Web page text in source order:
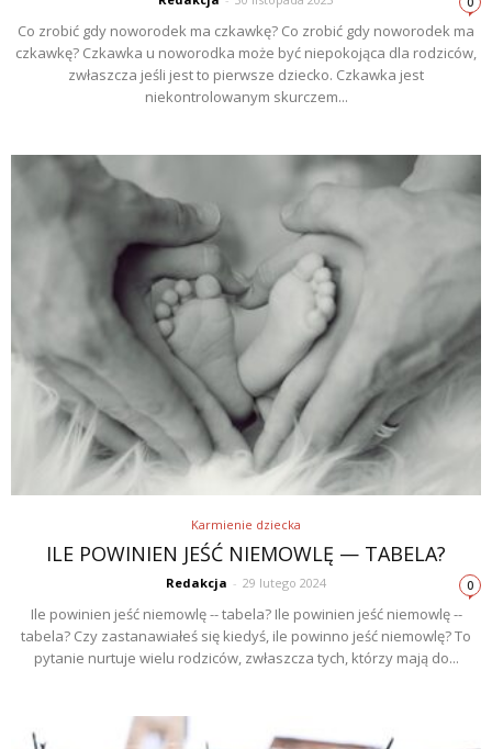
Co zrobić gdy noworodek ma czkawkę? Co zrobić gdy noworodek ma
czkawkę? Czkawka u noworodka może być niepokojąca dla rodziców,
zwłaszcza jeśli jest to pierwsze dziecko. Czkawka jest
niekontrolowanym skurczem...
Karmienie dziecka
ILE POWINIEN JEŚĆ NIEMOWLĘ — TABELA?
Redakcja - 29 lutego 2024 0
Ile powinien jeść niemowlę -- tabela? Ile powinien jeść niemowlę --
tabela? Czy zastanawiałeś się kiedyś, ile powinno jeść niemowlę? To
pytanie nurtuje wielu rodziców, zwłaszcza tych, którzy mają do...